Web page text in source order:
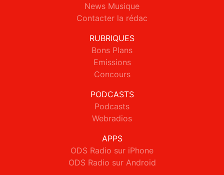
News Musique
Contacter la rédac
RUBRIQUES
Bons Plans
Emissions
Concours
PODCASTS
Podcasts
Webradios
APPS
ODS Radio sur iPhone
ODS Radio sur Android